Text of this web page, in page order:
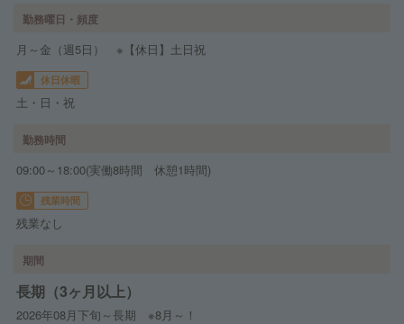
勤務曜日・頻度
月～金（週5日） ※【休日】土日祝
休日休暇
土・日・祝
勤務時間
09:00～18:00(実働8時間 休憩1時間)
残業時間
残業なし
期間
長期（3ヶ月以上）
2026年08月下旬～長期 ※8月～！